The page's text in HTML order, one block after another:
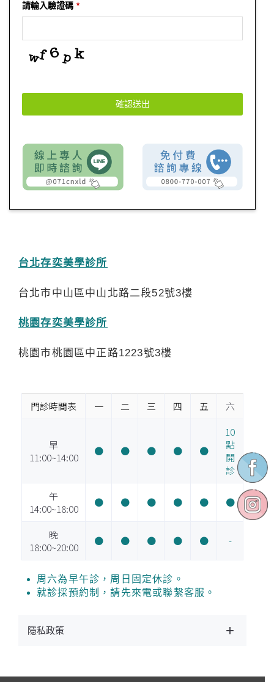
請輸入驗證碼 *
確認送出
台北存奕美學診所
台北市中山區中山北路二段52號3樓
桃園存奕美學診所
桃園市桃園區中正路1223號3樓
門診時間表 一 二 三 四 五 六
早
11:00~14:00
● ● ● ● ●
10
點
開
診
午
14:00~18:00
● ● ● ● ● ●
晚
18:00~20:00
● ● ● ● ● -
周六為早午診，周日固定休診。
就診採預約制，請先來電或聯繫客服。
隱私政策